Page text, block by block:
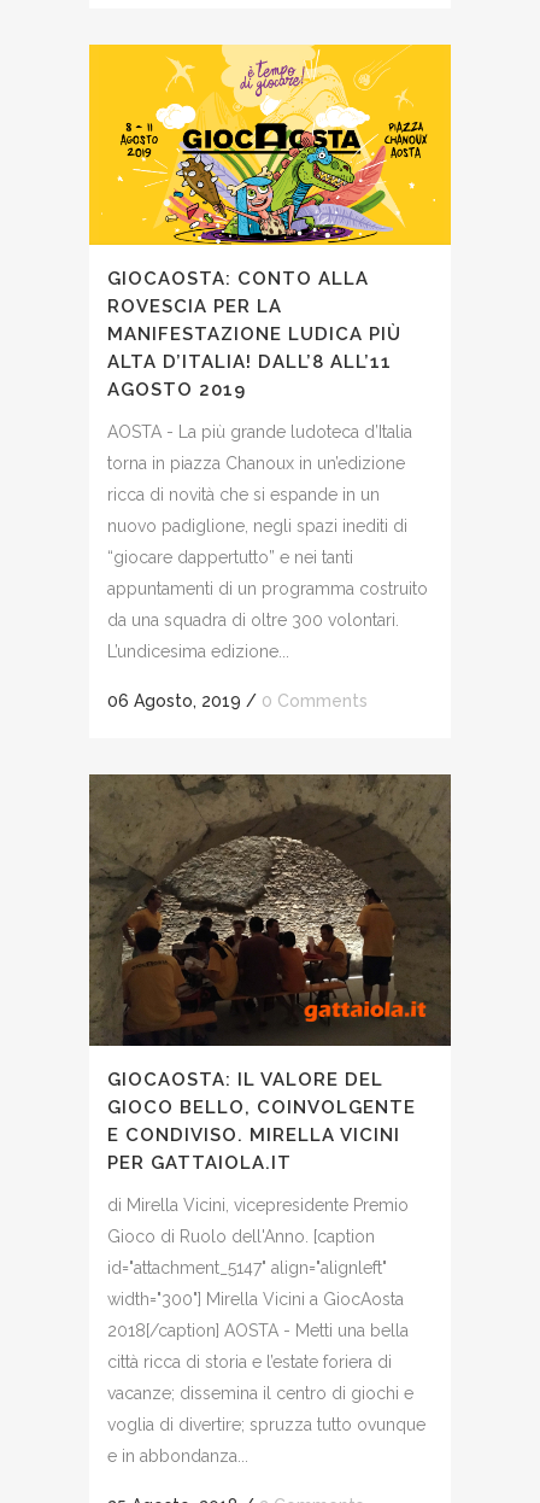
GIOCAOSTA: CONTO ALLA
ROVESCIA PER LA
MANIFESTAZIONE LUDICA PIÙ
ALTA D’ITALIA! DALL’8 ALL’11
AGOSTO 2019
AOSTA - La più grande ludoteca d’Italia
torna in piazza Chanoux in un’edizione
ricca di novità che si espande in un
nuovo padiglione, negli spazi inediti di
“giocare dappertutto” e nei tanti
appuntamenti di un programma costruito
da una squadra di oltre 300 volontari.
L’undicesima edizione...
06 Agosto, 2019 / 0 Comments
GIOCAOSTA: IL VALORE DEL
GIOCO BELLO, COINVOLGENTE
E CONDIVISO. MIRELLA VICINI
PER GATTAIOLA.IT
di Mirella Vicini, vicepresidente Premio
Gioco di Ruolo dell'Anno. [caption
id="attachment_5147" align="alignleft"
width="300"] Mirella Vicini a GiocAosta
2018[/caption] AOSTA - Metti una bella
città ricca di storia e l’estate foriera di
vacanze; dissemina il centro di giochi e
voglia di divertire; spruzza tutto ovunque
e in abbondanza...